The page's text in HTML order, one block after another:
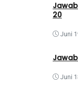
20
Juni
Juni